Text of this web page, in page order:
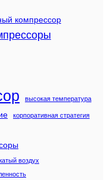
компрессор
высокая температура
корпоративная стратегия
воздух